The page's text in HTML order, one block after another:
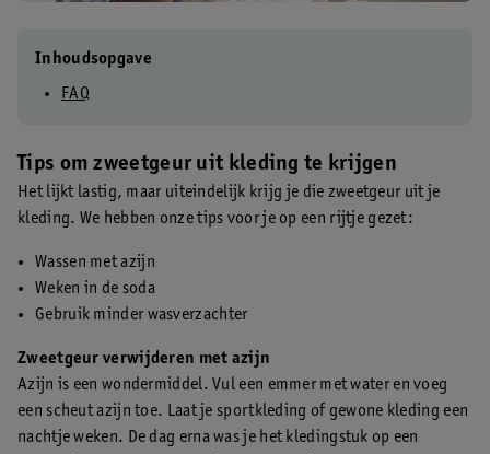
Inhoudsopgave
FAQ
Tips om zweetgeur uit kleding te krijgen
Het lijkt lastig, maar uiteindelijk krijg je die zweetgeur uit je
kleding. We hebben onze tips voor je op een rijtje gezet:
Wassen met azijn
Weken in de soda
Gebruik minder wasverzachter
Zweetgeur verwijderen met azijn
Azijn is een wondermiddel. Vul een emmer met water en voeg
een scheut azijn toe. Laat je sportkleding of gewone kleding een
nachtje weken. De dag erna was je het kledingstuk op een